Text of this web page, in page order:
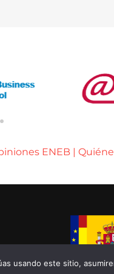
ENEB |
usando este sitio,